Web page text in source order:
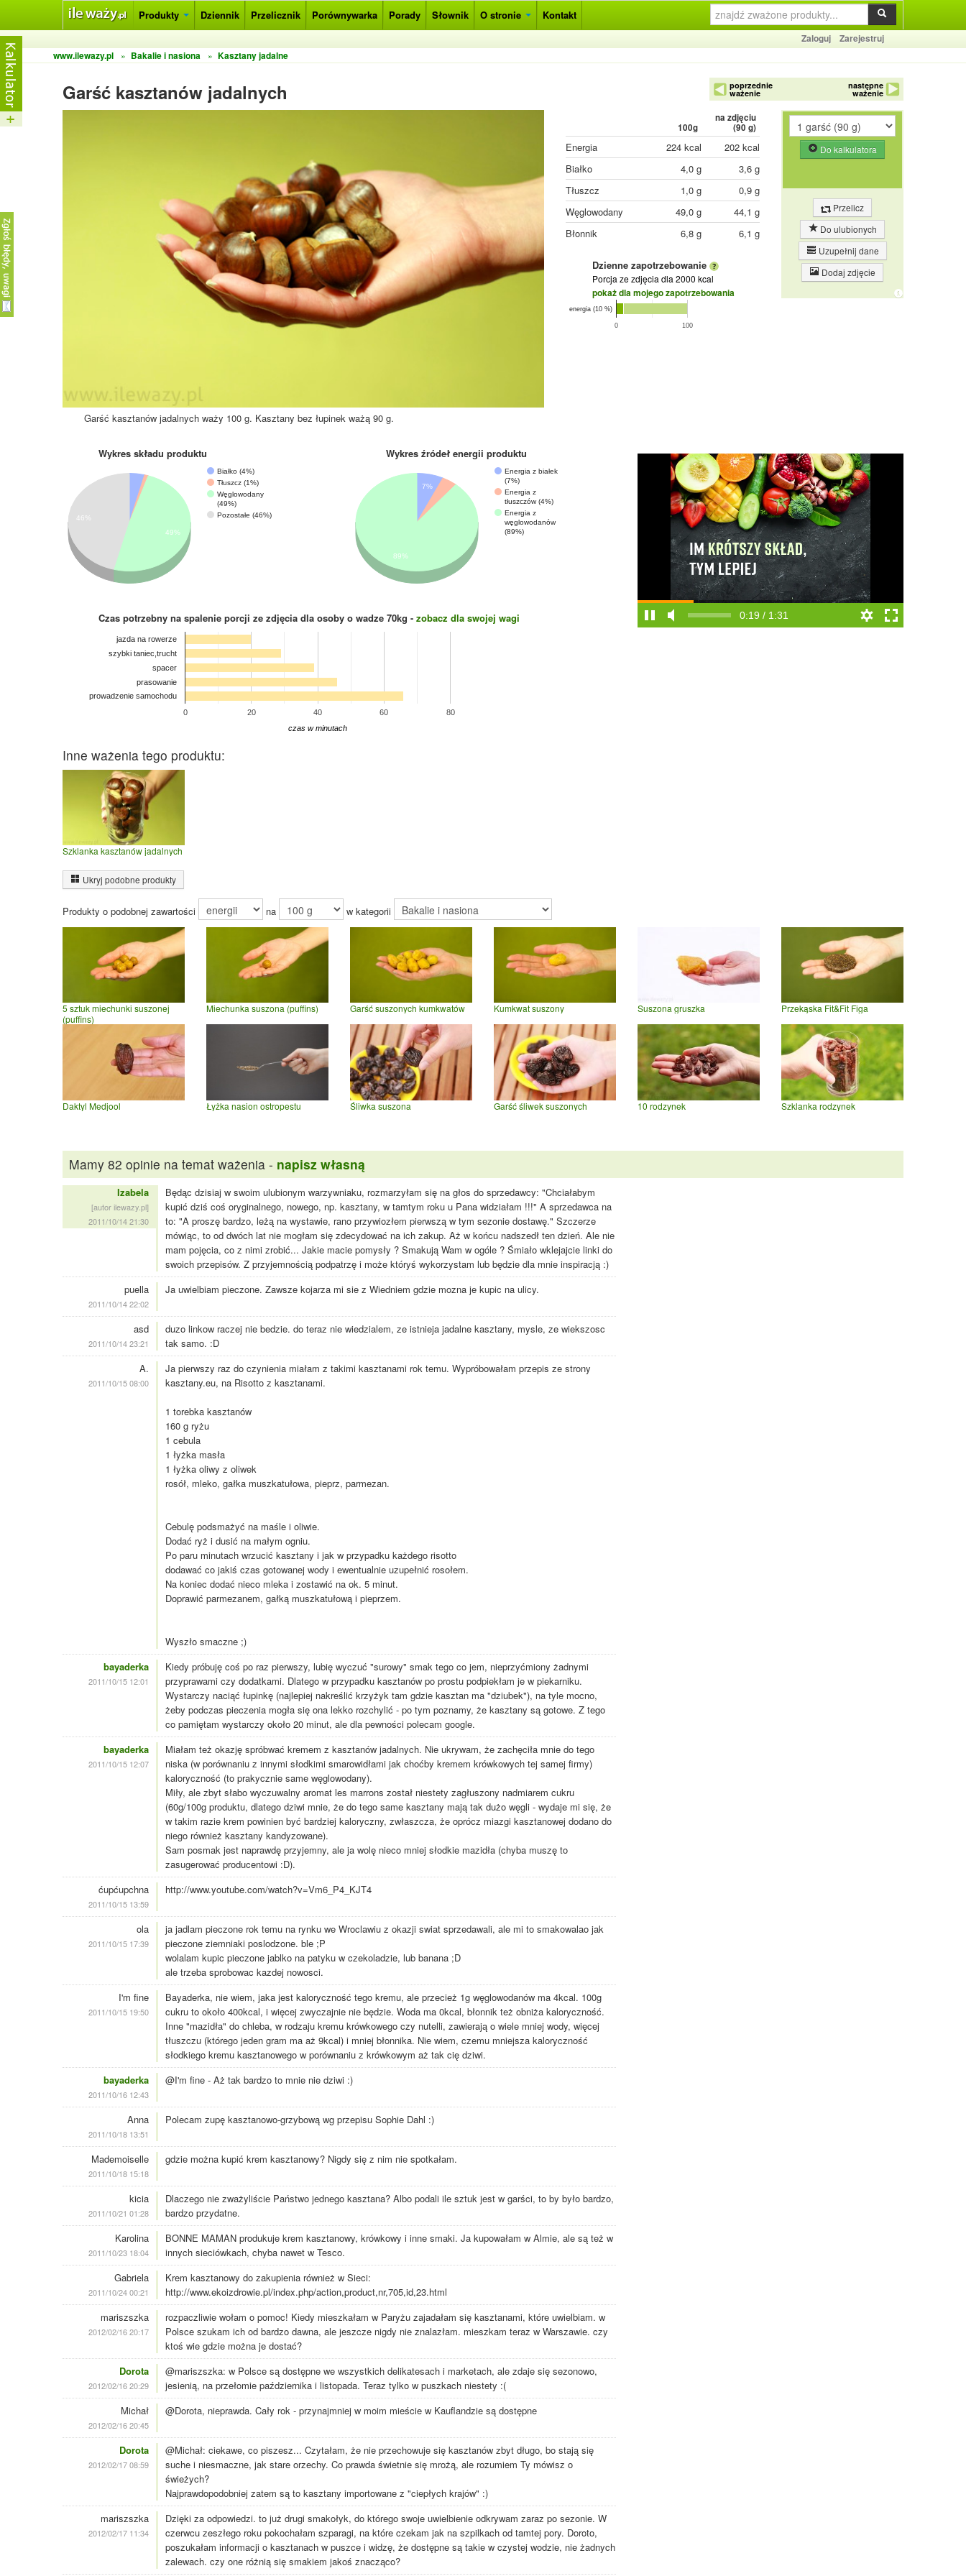
Produkty Dziennik Przelicznik Porównywarka Porady Słownik O stronie Kontakt
Zaloguj
Zarejestruj
www.ilewazy.pl
» Bakalie i nasiona » Kasztany jadalne
Garść kasztanów jadalnych poprzednie
ważenie
następne
ważenie
Garść kasztanów jadalnych waży 100 g. Kasztany bez łupinek ważą 90 g.
100g
na zdjęciu
(90 g)
Energia 224 kcal
202 kcal
Białko
4,0 g
3,6 g
Tłuszcz
1,0 g
0,9 g
Węglowodany
49,0 g
44,1 g
Błonnik
6,8 g 6,1 g
Dzienne zapotrzebowanie
Porcja ze zdjęcia dla 2000 kcal
pokaż dla mojego zapotrzebowania
0 100
energia (10 %)
Do kalkulatora
Przelicz
Do ulubionych
Uzupełnij dane
Dodaj zdjęcie
Wykres składu produktu
Białko (4%)
Tłuszcz (1%)
Węglowodany
(49%)
Pozostałe (46%)
46%
49%
Wykres źródeł energii produktu
Energia z białek
(7%)
Energia z
tłuszczów (4%)
Energia z
węglowodanów
(89%)
7%
89%
Czas potrzebny na spalenie porcji ze zdjęcia dla osoby o wadze 70kg - zobacz dla swojej wagi
0 20 40 60 80
jazda na rowerze
szybki taniec,trucht
spacer
prasowanie
prowadzenie samochodu
czas w minutach
0:20 / 1:31
Inne ważenia tego produktu:
Szklanka kasztanów jadalnych
Ukryj podobne produkty
Produkty o podobnej zawartości na w kategorii
5 sztuk miechunki suszonej
(puffins)
Miechunka suszona (puffins) Garść suszonych kumkwatów Kumkwat suszony Suszona gruszka Przekąska Fit&Fit Figa
Daktyl Medjool Łyżka nasion ostropestu Śliwka suszona Garść śliwek suszonych 10 rodzynek Szklanka rodzynek
Mamy 82 opinie na temat ważenia - napisz własną
Izabela
[autor ilewazy.pl]
2011/10/14 21:30
Będąc dzisiaj w swoim ulubionym warzywniaku, rozmarzyłam się na głos do sprzedawcy: "Chciałabym
kupić dziś coś oryginalnego, nowego, np. kasztany, w tamtym roku u Pana widziałam !!!" A sprzedawca na
to: "A proszę bardzo, leżą na wystawie, rano przywiozłem pierwszą w tym sezonie dostawę." Szczerze
mówiąc, to od dwóch lat nie mogłam się zdecydować na ich zakup. Aż w końcu nadszedł ten dzień. Ale nie
mam pojęcia, co z nimi zrobić... Jakie macie pomysły ? Smakują Wam w ogóle ? Śmiało wklejajcie linki do
swoich przepisów. Z przyjemnością podpatrzę i może któryś wykorzystam lub będzie dla mnie inspiracją :)
puella
2011/10/14 22:02
Ja uwielbiam pieczone. Zawsze kojarza mi sie z Wiedniem gdzie mozna je kupic na ulicy.
asd
2011/10/14 23:21
duzo linkow raczej nie bedzie. do teraz nie wiedzialem, ze istnieja jadalne kasztany, mysle, ze wiekszosc
tak samo. :D
A.
2011/10/15 08:00
Ja pierwszy raz do czynienia miałam z takimi kasztanami rok temu. Wypróbowałam przepis ze strony
kasztany.eu, na Risotto z kasztanami.
1 torebka kasztanów
160 g ryżu
1 cebula
1 łyżka masła
1 łyżka oliwy z oliwek
rosół, mleko, gałka muszkatułowa, pieprz, parmezan.
Cebulę podsmażyć na maśle i oliwie.
Dodać ryż i dusić na małym ogniu.
Po paru minutach wrzucić kasztany i jak w przypadku każdego risotto
dodawać co jakiś czas gotowanej wody i ewentualnie uzupełnić rosołem.
Na koniec dodać nieco mleka i zostawić na ok. 5 minut.
Doprawić parmezanem, gałką muszkatułową i pieprzem.
Wyszło smaczne ;)
bayaderka
2011/10/15 12:01
Kiedy próbuję coś po raz pierwszy, lubię wyczuć "surowy" smak tego co jem, nieprzyćmiony żadnymi
przyprawami czy dodatkami. Dlatego w przypadku kasztanów po prostu podpiekłam je w piekarniku.
Wystarczy naciąć łupinkę (najlepiej nakreślić krzyżyk tam gdzie kasztan ma "dziubek"), na tyle mocno,
żeby podczas pieczenia mogła się ona lekko rozchylić - po tym poznamy, że kasztany są gotowe. Z tego
co pamiętam wystarczy około 20 minut, ale dla pewności polecam google.
bayaderka
2011/10/15 12:07
Miałam też okazję spróbwać kremem z kasztanów jadalnych. Nie ukrywam, że zachęciła mnie do tego
niska (w porównaniu z innymi słodkimi smarowidłami jak choćby kremem krówkowych tej samej firmy)
kaloryczność (to prakycznie same węglowodany).
Miły, ale zbyt słabo wyczuwalny aromat les marrons został niestety zagłuszony nadmiarem cukru
(60g/100g produktu, dlatego dziwi mnie, że do tego same kasztany mają tak dużo węgli - wydaje mi się, że
w takim razie krem powinien być bardziej kaloryczny, zwłaszcza, że oprócz miazgi kasztanowej dodano do
niego również kasztany kandyzowane).
Sam posmak jest naprawdę przyjemny, ale ja wolę nieco mniej słodkie mazidła (chyba muszę to
zasugerować producentowi :D).
ćupćupchna
2011/10/15 13:59
http://www.youtube.com/watch?v=Vm6_P4_KJT4
ola
2011/10/15 17:39
ja jadlam pieczone rok temu na rynku we Wroclawiu z okazji swiat sprzedawali, ale mi to smakowalao jak
pieczone ziemniaki poslodzone. ble ;P
wolalam kupic pieczone jablko na patyku w czekoladzie, lub banana ;D
ale trzeba sprobowac kazdej nowosci.
I'm fine
2011/10/15 19:50
Bayaderka, nie wiem, jaka jest kaloryczność tego kremu, ale przecież 1g węglowodanów ma 4kcal. 100g
cukru to około 400kcal, i więcej zwyczajnie nie będzie. Woda ma 0kcal, błonnik też obniża kaloryczność.
Inne "mazidła" do chleba, w rodzaju kremu krówkowego czy nutelli, zawierają o wiele mniej wody, więcej
tłuszczu (którego jeden gram ma aż 9kcal) i mniej błonnika. Nie wiem, czemu mniejsza kaloryczność
słodkiego kremu kasztanowego w porównaniu z krówkowym aż tak cię dziwi.
bayaderka
2011/10/16 12:43
@I'm fine - Aż tak bardzo to mnie nie dziwi :)
Anna
2011/10/18 13:51
Polecam zupę kasztanowo-grzybową wg przepisu Sophie Dahl :)
Mademoiselle
2011/10/18 15:18
gdzie można kupić krem kasztanowy? Nigdy się z nim nie spotkałam.
kicia
2011/10/21 01:28
Dlaczego nie zważyliście Państwo jednego kasztana? Albo podali ile sztuk jest w garści, to by było bardzo,
bardzo przydatne.
Karolina
2011/10/23 18:04
BONNE MAMAN produkuje krem kasztanowy, krówkowy i inne smaki. Ja kupowałam w Almie, ale są też w
innych sieciówkach, chyba nawet w Tesco.
Gabriela
2011/10/24 00:21
Krem kasztanowy do zakupienia również w Sieci:
http://www.ekoizdrowie.pl/index.php/action,product,nr,705,id,23.html
mariszszka
2012/02/16 20:17
rozpaczliwie wołam o pomoc! Kiedy mieszkałam w Paryżu zajadałam się kasztanami, które uwielbiam. w
Polsce szukam ich od bardzo dawna, ale jeszcze nigdy nie znalazłam. mieszkam teraz w Warszawie. czy
ktoś wie gdzie można je dostać?
Dorota
2012/02/16 20:29
@mariszszka: w Polsce są dostępne we wszystkich delikatesach i marketach, ale zdaje się sezonowo,
jesienią, na przełomie października i listopada. Teraz tylko w puszkach niestety :(
Michał
2012/02/16 20:45
@Dorota, nieprawda. Cały rok - przynajmniej w moim mieście w Kauflandzie są dostępne
Dorota
2012/02/17 08:59
@Michał: ciekawe, co piszesz... Czytałam, że nie przechowuje się kasztanów zbyt długo, bo stają się
suche i niesmaczne, jak stare orzechy. Co prawda świetnie się mrożą, ale rozumiem Ty mówisz o
świeżych?
Najprawdopodobniej zatem są to kasztany importowane z "ciepłych krajów" :)
mariszszka
2012/02/17 11:34
Dzięki za odpowiedzi. to już drugi smakołyk, do którego swoje uwielbienie odkrywam zaraz po sezonie. W
czerwcu zeszłego roku pokochałam szparagi, na które czekam jak na szpilkach od tamtej pory. Doroto,
poszukałam informacji o kasztanach w puszce i widzę, że dostępne są takie w czystej wodzie, nie żadnych
zalewach. czy one różnią się smakiem jakoś znacząco?